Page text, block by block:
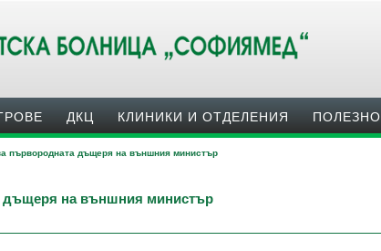
ДКЦ КЛИНИКИ И ОТДЕЛЕНИЯ ПОЛЕЗНO
първородната дъщеря на външния министър
дъщеря на външния министър